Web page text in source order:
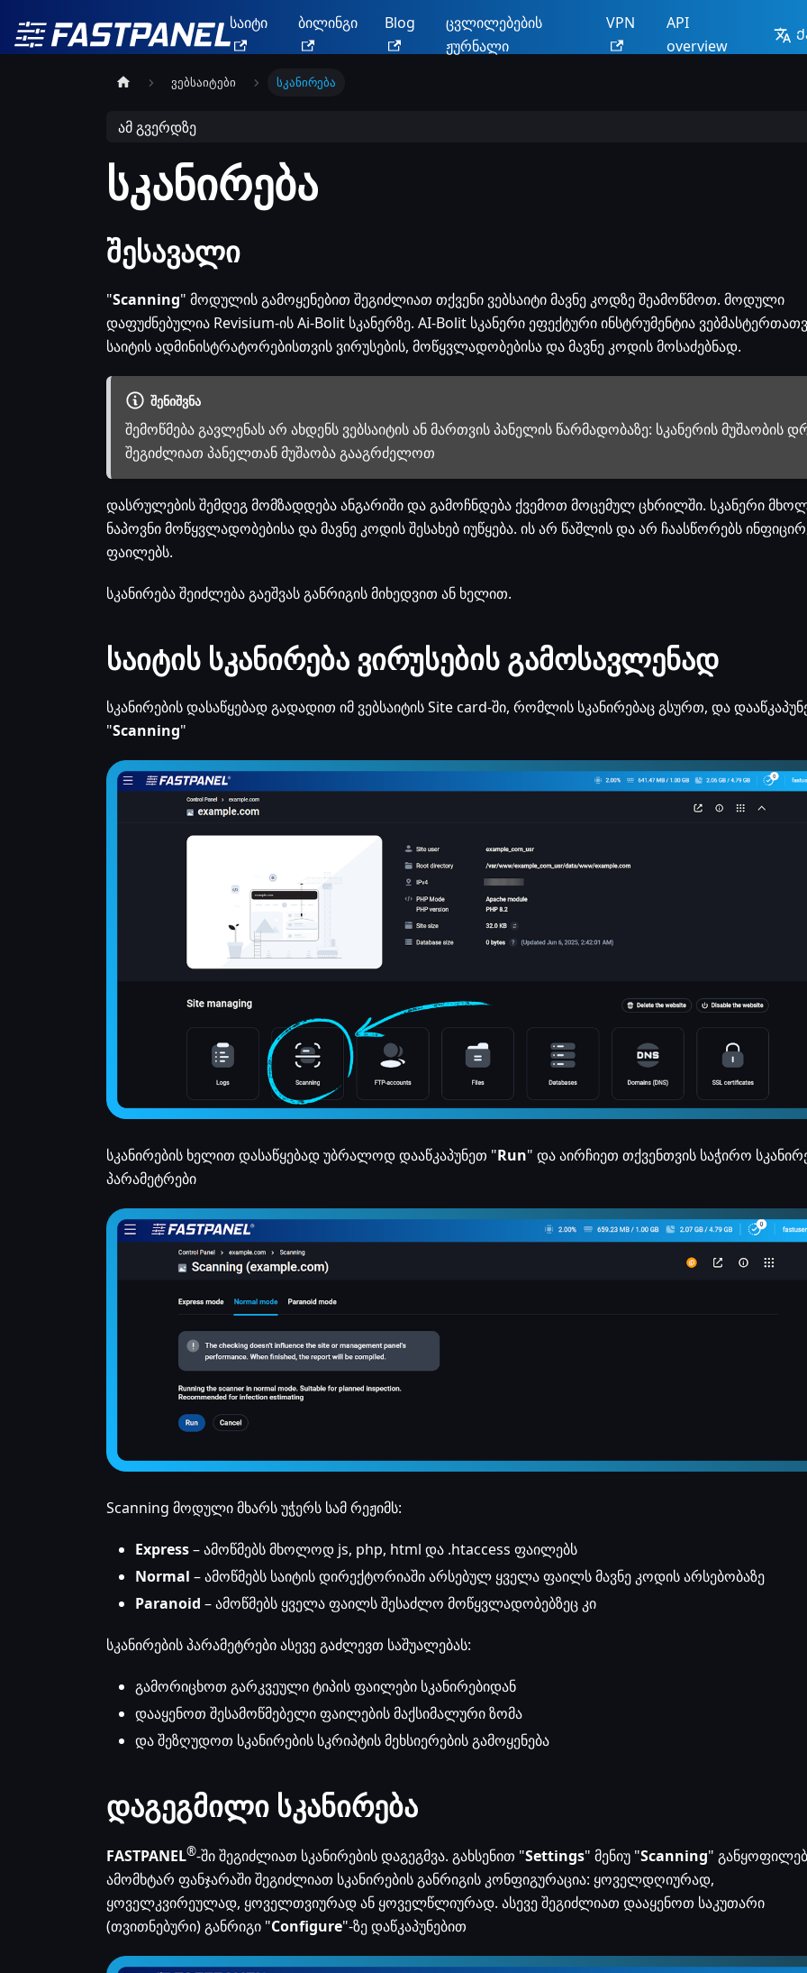
საიტი ბილინგი Blog
ცვლილებების
ჟურნალი
VPN
API
overview
ვებსაიტები სკანირება
ამ გვერდზე
სკანირება
შესავალი
"Scanning" მოდულის გამოყენებით შეგიძლიათ თქვენი ვებსაიტი მავნე კოდზე შეამოწმოთ. მოდული
დაფუძნებულია Revisium-ის Ai-Bolit სკანერზე. AI-Bolit სკანერი ეფექტური ინსტრუმენტია
საიტის ადმინისტრატორებისთვის ვირუსების, მოწყვლადობებისა და მავნე კოდის მოსაძებნად.
ᲨᲔᲜᲘᲨᲕᲜᲐ
შემოწმება გავლენას არ ახდენს ვებსაიტის ან მართვის პანელის წარმადობაზე: სკანერის მუშაობის
შეგიძლიათ პანელთან მუშაობა გააგრძელოთ
დასრულების შემდეგ მომზადდება ანგარიში და გამოჩნდება ქვემოთ მოცემულ ცხრილში. სკანერი
ნაპოვნი მოწყვლადობებისა და მავნე კოდის შესახებ იუწყება. ის არ წაშლის და არ ჩაასწორებს
ფაილებს.
სკანირება შეიძლება გაეშვას განრიგის მიხედვით ან ხელით.
საიტის სკანირება ვირუსების გამოსავლენად
სკანირების დასაწყებად გადადით იმ ვებსაიტის Site card-ში, რომლის სკანირებაც გსურთ, და
"Scanning"
სკანირების ხელით დასაწყებად უბრალოდ დააწკაპუნეთ "Run" და აირჩიეთ თქვენთვის საჭირო
პარამეტრები
Scanning მოდული მხარს უჭერს სამ რეჟიმს:
Express– ამოწმებს მხოლოდ js, php, html და .htaccess ფაილებს
Normal – ამოწმებს საიტის დირექტორიაში არსებულ ყველა ფაილს მავნე კოდის არსებობაზე
Paranoid – ამოწმებს ყველა ფაილს შესაძლო მოწყვლადობებზეც კი
სკანირების პარამეტრები ასევე გაძლევთ საშუალებას:
გამორიცხოთ გარკვეული ტიპის ფაილები სკანირებიდან
დააყენოთ შესამოწმებელი ფაილების მაქსიმალური ზომა
და შეზღუდოთ სკანირების სკრიპტის მეხსიერების გამოყენება
დაგეგმილი სკანირება
FASTPANEL®-ში შეგიძლიათ სკანირების დაგეგმვა. გახსენით "Settings" მენიუ "Scanning"
ამომხტარ ფანჯარაში შეგიძლიათ სკანირების განრიგის კონფიგურაცია: ყოველდღიურად,
ყოველკვირეულად, ყოველთვიურად ან ყოველწლიურად. ასევე შეგიძლიათ დააყენოთ საკუთარი
(თვითნებური) განრიგი "Configure"-ზე დაწკაპუნებით